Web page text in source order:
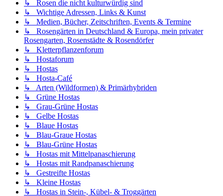
↳ Rosen die nicht kulturwürdig sind
↳ Wichtige Adressen, Links & Kunst
↳ Medien, Bücher, Zeitschriften, Events & Termine
↳ Rosengärten in Deutschland & Europa, mein privater
Rosengarten, Rosenstädte & Rosendörfer
↳ Kletterpflanzenforum
↳ Hostaforum
↳ Hostas
↳ Hosta-Café
↳ Arten (Wildformen) & Primärhybriden
↳ Grüne Hostas
↳ Grau-Grüne Hostas
↳ Gelbe Hostas
↳ Blaue Hostas
↳ Blau-Graue Hostas
↳ Blau-Grüne Hostas
↳ Hostas mit Mittelpanaschierung
↳ Hostas mit Randpanaschierung
↳ Gestreifte Hostas
↳ Kleine Hostas
↳ Hostas in Stein-, Kübel- & Troggärten